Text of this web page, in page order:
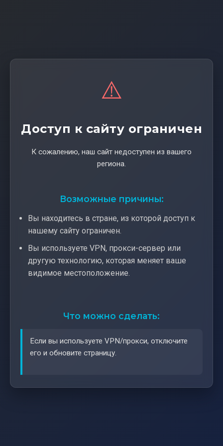
⚠️
Доступ к сайту ограничен
К сожалению, наш сайт недоступен из вашего
региона.
Возможные причины:
Вы находитесь в стране, из которой доступ к
нашему сайту ограничен.
Вы используете VPN, прокси-сервер или
другую технологию, которая меняет ваше
видимое местоположение.
Что можно сделать:
Если вы используете VPN/прокси, отключите
его и обновите страницу.